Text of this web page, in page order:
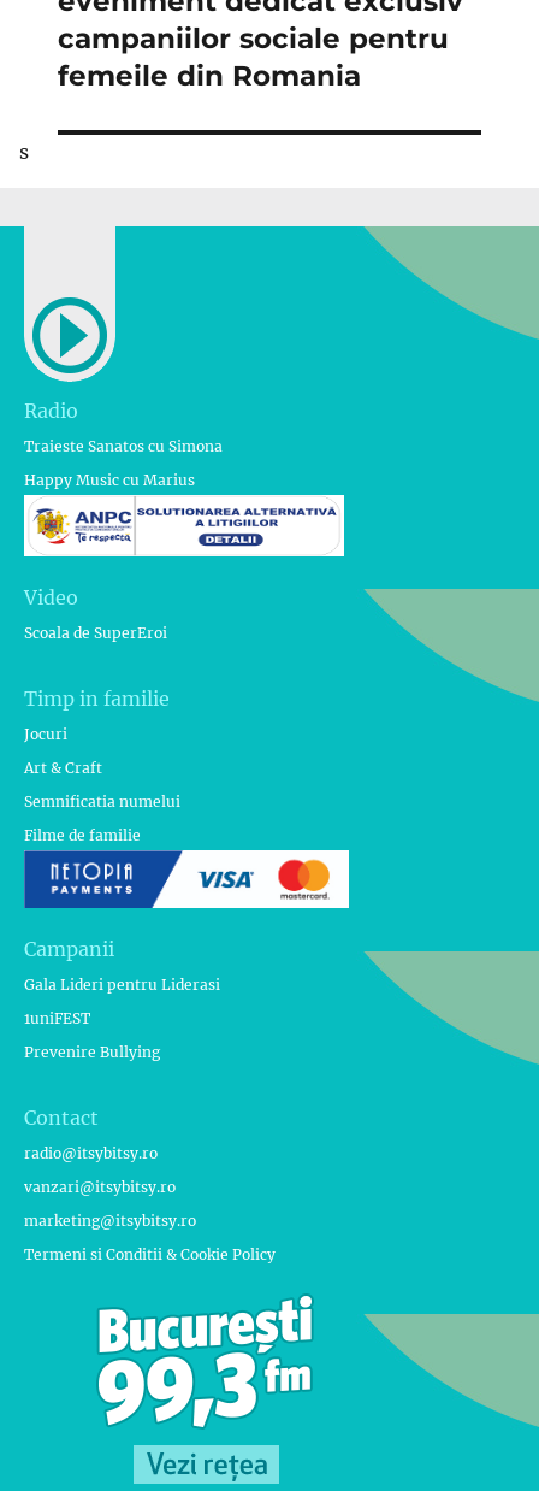
campaniilor sociale pentru
femeile din Romania
s
Radio
Traieste Sanatos cu Simona
Happy Music cu Marius
Video
Scoala de SuperEroi
Timp in familie
Jocuri
Art & Craft
Semnificatia numelui
Filme de familie
Campanii
Gala Lideri pentru Liderasi
1uniFEST
Prevenire Bullying
Contact
radio@itsybitsy.ro
vanzari@itsybitsy.ro
marketing@itsybitsy.ro
Termeni si Conditii & Cookie Policy